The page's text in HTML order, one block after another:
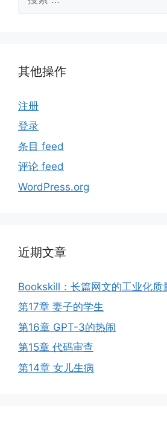
索：
其他操作
注册
登录
条目 feed
评论 feed
WordPress.org
近期文章
Bookskill：长篇网文的工业化质
第17章 妻子的学生
第16章 GPT-3的热闹
第15章 代码审查
第14章 女儿生病